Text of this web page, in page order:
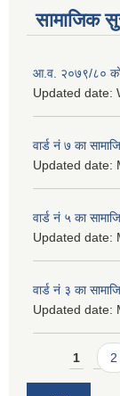
सामाजिक
आ.व. २०७९/८० को
Updated date:
वार्ड नं ७ का
Updated date:
वार्ड नं ५ का
Updated date:
वार्ड नं ३ का
Updated date:
Pages
1 2